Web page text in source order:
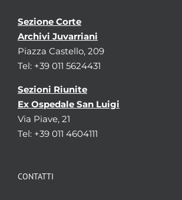
Sezione Corte
Archivi Juvarriani
Piazza Castello, 209
Tel: +39 011 5624431
Sezioni Riunite
Ex Ospedale San Luigi
Via Piave, 21
Tel: +39 011 4604111
CONTATTI